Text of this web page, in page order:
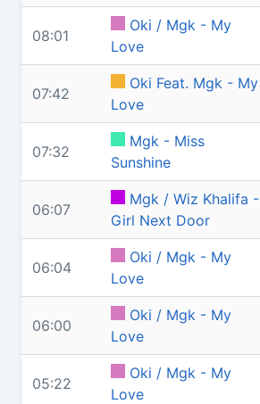
08:01
Oki / Mgk - My
Love
07:42
Oki Feat. Mgk - My
Love
07:32
Mgk - Miss
Sunshine
06:07
Mgk / Wiz Khalifa -
Girl Next Door
06:04
Oki / Mgk - My
Love
06:00
Oki / Mgk - My
Love
05:22
Oki / Mgk - My
Love